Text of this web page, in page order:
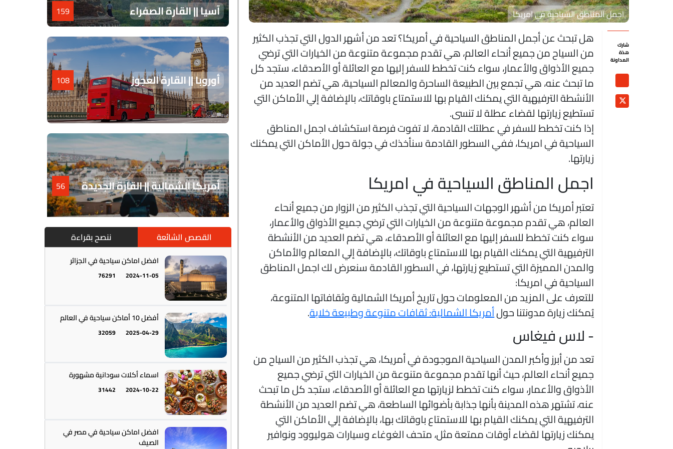
اجمل المناطق السياحية في امريكا
شارك
هذة
المداونة
هل تبحث عن أجمل المناطق السياحية في أمريكا؟ تعد من أشهر الدول التي تجذب الكثير
من السياح من جميع أنحاء العالم، هي تقدم مجموعة متنوعة من الخيارات التي ترضي
جميع الأذواق والأعمار، سواء كنت تخطط للسفر إليها مع العائلة أو الأصدقاء، ستجد كل
ما تبحث عنه، هي تجمع بين الطبيعة الساحرة والمعالم السياحية، هي تضم العديد من
الأنشطة الترفيهية التي يمكنك القيام بها للاستمتاع باوقاتك، بالإضافة إلي الأماكن التي
تستطيع زيارتها لقضاء عطلة لا تنسى.
إذا كنت تخطط للسفر في عطلتك القادمة، لا تفوت فرصة استكشاف اجمل المناطق
السياحية في امريكا، ففي السطور القادمة سنأخذك في جولة حول الأماكن التي يمكنك
زيارتها.
اجمل المناطق السياحية في امريكا
تعتبر أمريكا من أشهر الوجهات السياحية التي تجذب الكثير من الزوار من جميع أنحاء
العالم، هي تقدم مجموعة متنوعة من الخيارات التي ترضي جميع الأذواق والأعمار،
سواء كنت تخطط للسفر إليها مع العائلة أو الأصدقاء، هي تضم العديد من الأنشطة
الترفيهية التي يمكنك القيام بها للاستمتاع باوقاتك، بالإضافة إلي المعالم والأماكن
والمدن المميزة التي تستطيع زيارتها، في السطور القادمة سنعرض لك اجمل المناطق
السياحية في امريكا:
للتعرف على المزيد من المعلومات حول تاريخ أمريكا الشمالية وثقافاتها المتنوعة،
يُمكنك زيارة مدونتنا حولأمريكا الشمالية: ثقافات متنوعة وطبيعة خلابة.
- لاس فيغاس
تعد من أبرز وأكبر المدن السياحية الموجودة في أمريكا، هي تجذب الكثير من السياح من
جميع أنحاء العالم، حيث أنها تقدم مجموعة متنوعة من الخيارات التي ترضي جميع
الأذواق والأعمار، سواء كنت تخطط لزيارتها مع العائلة أو الأصدقاء، ستجد كل ما تبحث
عنه، تشتهر هذه المدينة بأنها جذابة بأضوائها الساطعة، هي تضم العديد من الأنشطة
الترفيهية التي يمكنك القيام بها للاستمتاع باوقاتك بها، بالإضافة إلي الأماكن التي
يمكنك زيارتها لقضاء أوقات ممتعة مثل، متحف الغوغاء وسيارات هوليوود ونوافير
آسيا || القارة الصفراء 159
أوروبا || القارة العجوز 108
أمريكا الشمالية || القارة الجديدة 56
أمريكا الجنوبية || القارة اللاتينية
أستراليا || أوقيانوسيا
القصص الشائعة ننصح بقراءة
افضل اماكن سياحية في الجزائر
2024-11-05
76291
أفضل 10 أماكن سياحية في العالم
2025-04-29
32059
اسماء أكلات سودانية مشهورة
2024-10-22
31442
افضل اماكن سياحية في مصر في
الصيف